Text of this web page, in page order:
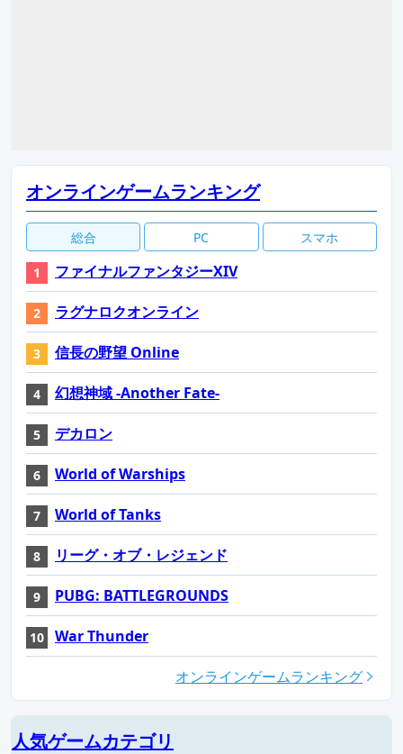
オンラインゲームランキング
総合 PC スマホ
ファイナルファンタジーXIV
ラグナロクオンライン
信長の野望 Online
幻想神域 -Another Fate-
デカロン
World of Warships
World of Tanks
リーグ・オブ・レジェンド
PUBG: BATTLEGROUNDS
War Thunder
オンラインゲームランキング
人気ゲームカテゴリ